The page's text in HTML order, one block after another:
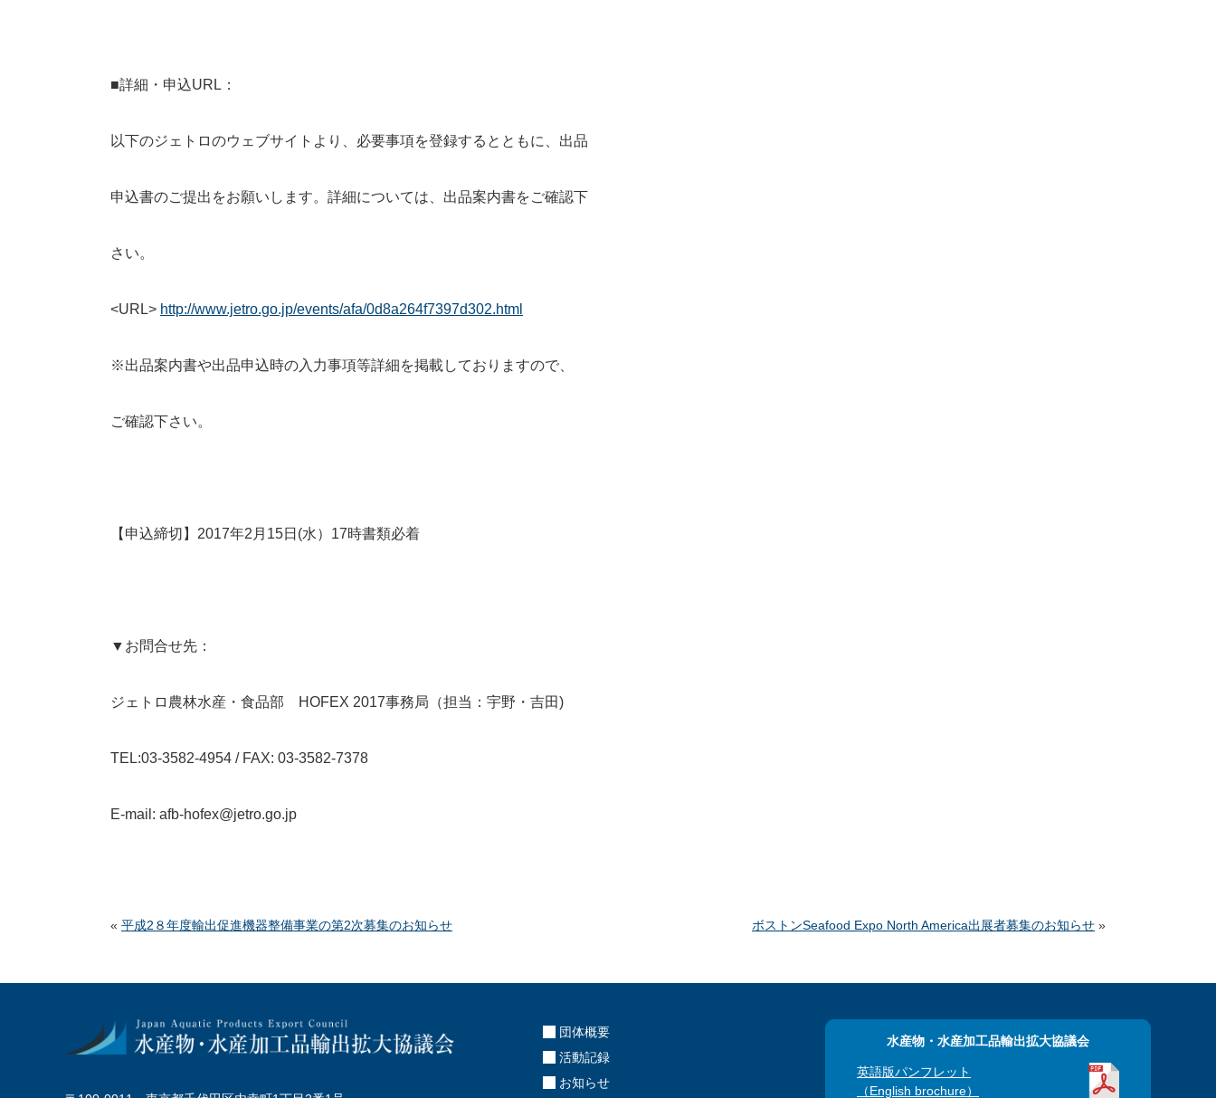
■詳細・申込URL：
以下のジェトロのウェブサイトより、必要事項を登録するとともに、出品
申込書のご提出をお願いします。詳細については、出品案内書をご確認下
さい。
<URL> http://www.jetro.go.jp/events/afa/0d8a264f7397d302.html
※出品案内書や出品申込時の入力事項等詳細を掲載しておりますので、
ご確認下さい。
【申込締切】2017年2月15日(水）17時書類必着
▼お問合せ先：
ジェトロ農林水産・食品部 HOFEX 2017事務局（担当：宇野・吉田)
TEL:03-3582-4954 / FAX: 03-3582-7378
E-mail: afb-hofex@jetro.go.jp
« 平成2８年度輸出促進機器整備事業の第2次募集のお知らせ ボストンSeafood Expo North America出展者募集のお知らせ »
団体概要
活動記録
お知らせ
水産物・水産加工品輸出拡大協議会
英語版パンフレット
（English brochure）